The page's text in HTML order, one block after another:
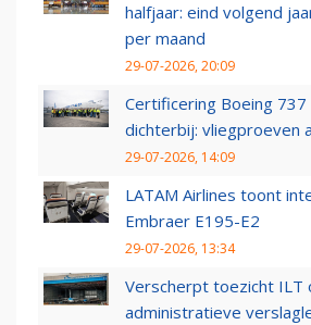
halfjaar: eind volgend
per maand
29-07-2026, 20:09
Certificering Boeing 737
dichterbij: vliegproeven
29-07-2026, 14:09
LATAM Airlines toont
Embraer E195-E2
29-07-2026, 13:34
Verscherpt toezicht ILT
administratieve